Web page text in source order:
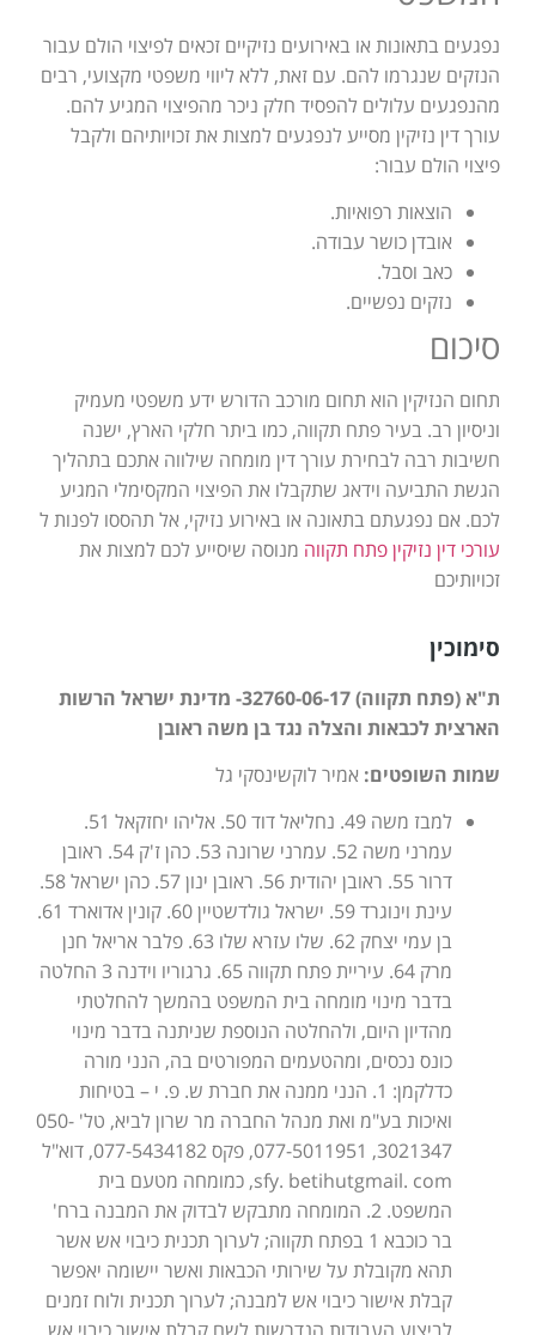
נפגעים בתאונות או באירועים נזיקיים זכאים לפיצוי הולם עבור
הנזקים שנגרמו להם. עם זאת, ללא ליווי משפטי מקצועי, רבים
מהנפגעים עלולים להפסיד חלק ניכר מהפיצוי המגיע להם.
עורך דין נזיקין מסייע לנפגעים למצות את זכויותיהם ולקבל
פיצוי הולם עבור:
הוצאות רפואיות.
אובדן כושר עבודה.
כאב וסבל.
נזקים נפשיים.
סיכום
תחום הנזיקין הוא תחום מורכב הדורש ידע משפטי מעמיק
וניסיון רב. בעיר פתח תקווה, כמו ביתר חלקי הארץ, ישנה
חשיבות רבה לבחירת עורך דין מומחה שילווה אתכם בתהליך
הגשת התביעה וידאג שתקבלו את הפיצוי המקסימלי המגיע
לכם. אם נפגעתם בתאונה או באירוע נזיקי, אל תהססו לפנות ל
עורכי דין נזיקין פתח תקווה מנוסה שיסייע לכם למצות את
זכויותיכם
סימוכין
ת"א (פתח תקווה) 32760-06-17- מדינת ישראל הרשות
הארצית לכבאות והצלה נגד בן משה ראובן
שמות השופטים: אמיר לוקשינסקי גל
למבז משה 49. נחליאל דוד 50. אליהו יחזקאל 51.
עמרני משה 52. עמרני שרונה 53. כהן ז'ק 54. ראובן
דרור 55. ראובן יהודית 56. ראובן ינון 57. כהן ישראל 58.
עינת וינוגרד 59. ישראל גולדשטיין 60. קונין אדוארד 61.
בן עמי יצחק 62. שלו עזרא שלו 63. פלבר אריאל חנן
מרק 64. עיריית פתח תקווה 65. גרגוריו וידנה 3 החלטה
בדבר מינוי מומחה בית המשפט בהמשך להחלטתי
מהדיון היום, ולהחלטה הנוספת שניתנה בדבר מינוי
כונס נכסים, ומהטעמים המפורטים בה, הנני מורה
כדלקמן: 1. הנני ממנה את חברת ש. פ. י – בטיחות
ואיכות בע"מ ואת מנהל החברה מר שרון לביא, טל' 050-
3021347, 077-5011951, פקס 077-5434182, דוא"ל
sfy. betihutgmail. com, כמומחה מטעם בית
המשפט. 2. המומחה מתבקש לבדוק את המבנה ברח'
בר כוכבא 1 בפתח תקווה; לערוך תכנית כיבוי אש אשר
תהא מקובלת על שירותי הכבאות ואשר יישומה יאפשר
קבלת אישור כיבוי אש למבנה; לערוך תכנית ולוח זמנים